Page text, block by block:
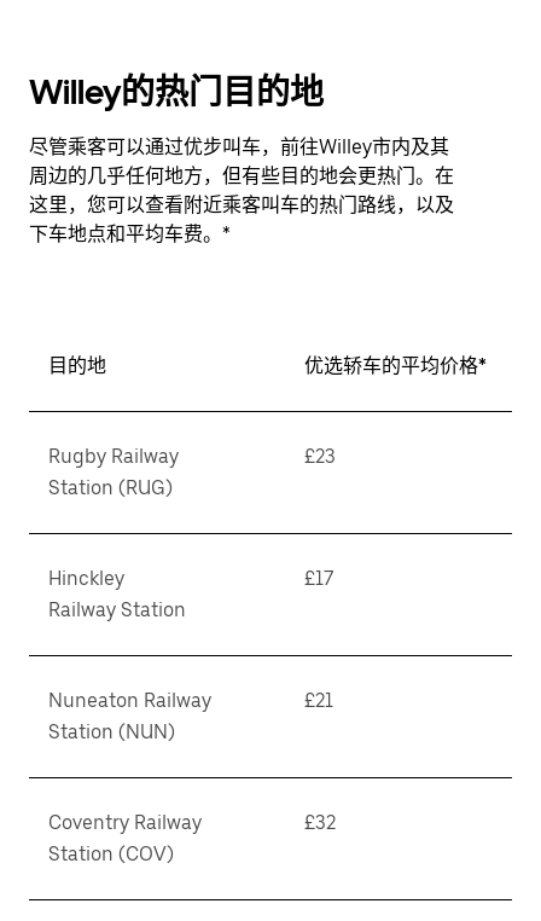
Willey的热门目的地
尽管乘客可以通过优步叫车，前往Willey市内及其
周边的几乎任何地方，但有些目的地会更热门。在
这里，您可以查看附近乘客叫车的热门路线，以及
下车地点和平均车费。*
目的地 优选轿车的平均价格*
Rugby Railway
Station (RUG)
£23
Hinckley
Railway Station
£17
Nuneaton Railway
Station (NUN)
£21
Coventry Railway
Station (COV)
£32